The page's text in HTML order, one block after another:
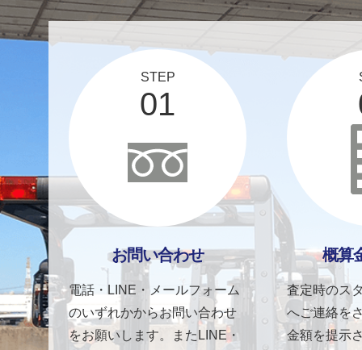
STEP
01
お問い合わせ
電話・LINE・メールフォーム
のいずれかからお問い合わせ
をお願いします。またLINE・
概算
査定時のス
へご連絡を
金額を提示